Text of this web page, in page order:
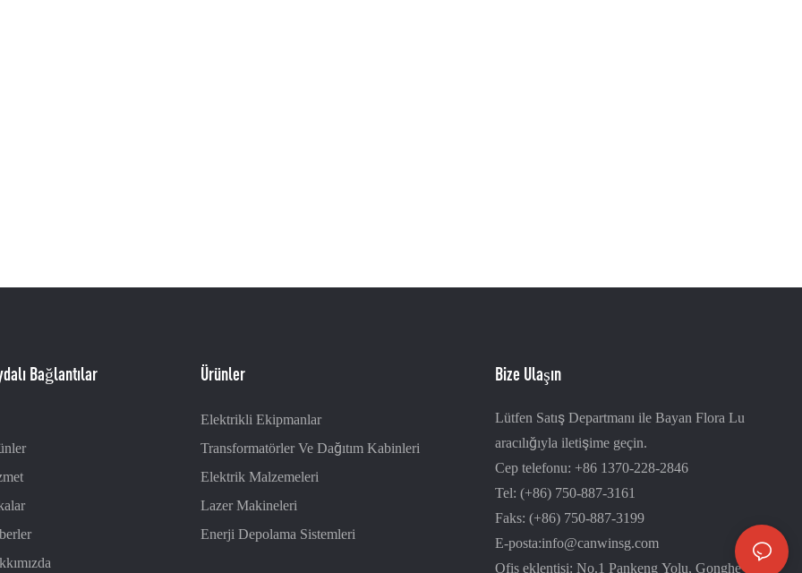
Bağlantılar Ürünler
Elektrikli Ekipmanlar
Transformatörler Ve Dağıtım Kabinleri
Elektrik Malzemeleri
Lazer Makineleri
Enerji Depolama Sistemleri
Bize Ulaşın
Lütfen Satış Departmanı ile Bayan Flora Lu
aracılığıyla iletişime geçin.
Cep telefonu: +86 1370-228-2846
Tel: (+86) 750-887-3161
Faks: (+86) 750-887-3199
E-posta:info@canwinsg.com
Ofis eklentisi: No.1 Pankeng Yolu, Gonghe